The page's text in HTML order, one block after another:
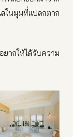
ในมุมที่แปลกตาก
ยากให้ได้รับความ